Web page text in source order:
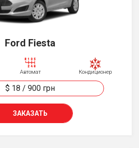
Ford Fiesta
Автомат Кондиционер
$ 18 / 900 грн
ЗАКАЗАТЬ